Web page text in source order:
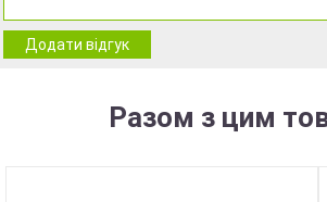
Додати відгук
Разом з цим